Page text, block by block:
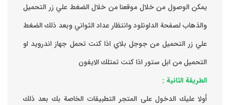
يمكن الوصول من خلال موقعنا من خلال الضغط علي زر التحميل
والذهاب لصفحة الداونلود وانتظار عداد الثواني وبعد ذلك الضغط
علي زر التحميل من جوجل بلاي اذا كنت تحمل جهاز اندرويد او
التحميل من ابل ستور اذا كنت تمتلك الايفون
الطريقة الثانية :
‏أولا عليك الدخول على المتجر التطبيقات الخاصة بك ‏بعد ذلك